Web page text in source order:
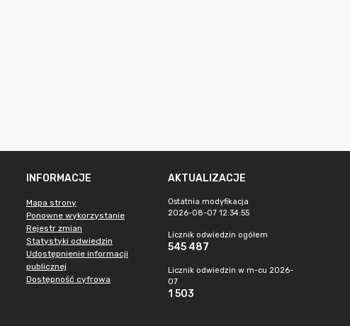
INFORMACJE
Mapa strony
Ponowne wykorzystanie
Rejestr zmian
Statystyki odwiedzin
Udostępnienie informacji
publicznej
Dostępność cyfrowa
AKTUALIZACJE
Ostatnia modyfikacja
2026-08-07 12:34:55
Licznik odwiedzin ogółem
545 487
Licznik odwiedzin w m-cu 2026-
07
1 503